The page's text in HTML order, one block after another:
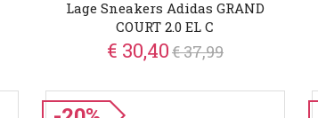
Lage Sneakers Adidas GRAND
COURT 2.0 EL C
€ 30,40€ 37,99